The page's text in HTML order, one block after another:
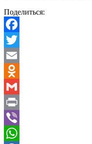
Поделиться:
Facebook
Twitter
Email
Odnoklassniki
Gmail
Print
Viber